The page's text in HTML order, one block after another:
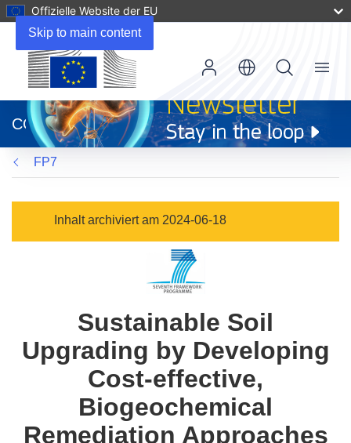
Skip to main content
Offizielle Website der EU
neuem
Fenster)
CORDIS
Menu
FP7
Inhalt archiviert am 2024-06-18
Sustainable Soil
Upgrading by Developing
Cost-effective,
Biogeochemical
Remediation Approaches